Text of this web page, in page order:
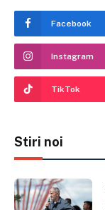
Facebook
Instagram
TikTok
Stiri noi